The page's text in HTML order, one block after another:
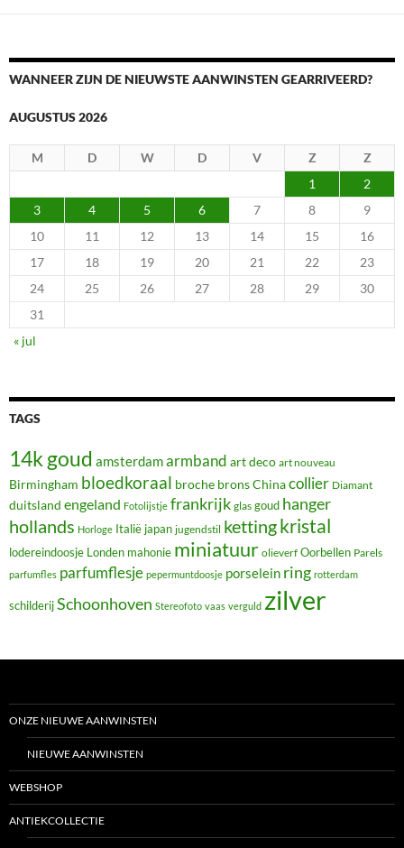
WANNEER ZIJN DE NIEUWSTE AANWINSTEN GEARRIVEERD?
AUGUSTUS 2026
M D W D V Z
Z
1
2
3
4 5 6 7 8
9
10
11 12 13 14 15
16
17
18 19 20 21 22
23
24
25 26 27 28 29
30
31
« jul
TAGS
14k goud amsterdamarmband art deco art nouveau
Birmingham bloedkoraal broche bronsChinacollier Diamant
duitsland engeland Fotolijstje frankrijk glas goud hanger
hollands Horloge Italië japan jugendstil kettingkristal
lodereindoosje Londen mahonie miniatuur olieverf Oorbellen Parels
parfumfles parfumflesje pepermuntdoosje porselein ring rotterdam
schilderijSchoonhoven Stereofoto vaas verguld zilver
ONZE NIEUWE AANWINSTEN
NIEUWE AANWINSTEN
WEBSHOP
ANTIEKCOLLECTIE